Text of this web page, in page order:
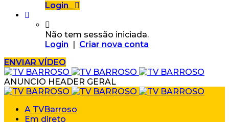
Login
Não tem sessão iniciada.
Login | Criar nova conta
ENVIAR VÍDEO
ANUNCIO HEADER GERAL
A TVBarroso
Em direto